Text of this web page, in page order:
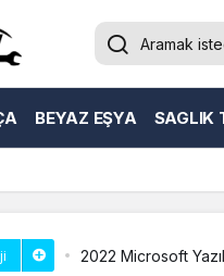
BEYAZ EŞYA SAGLIK
2022 Microsoft